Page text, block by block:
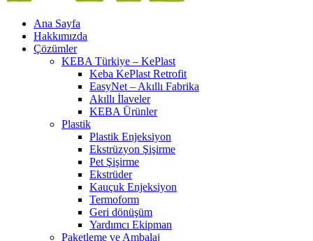
Ana Sayfa
Hakkımızda
Çözümler
KEBA Türkiye – KePlast
Keba KePlast Retrofit
EasyNet – Akıllı Fabrika
Akıllı İlaveler
KEBA Ürünler
Plastik
Plastik Enjeksiyon
Ekstrüzyon Şişirme
Pet Şişirme
Ekstrüder
Kauçuk Enjeksiyon
Termoform
Geri dönüşüm
Yardımcı Ekipman
Paketleme ve Ambalaj